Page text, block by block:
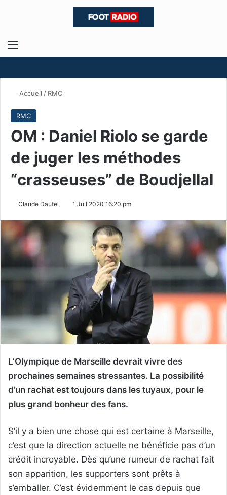
Menu
Accueil / RMC
RMC
OM : Daniel Riolo se garde
de juger les méthodes
“crasseuses” de Boudjellal
Claude Dautel 1 Juil 2020 16:20 pm
L’Olympique de Marseille devrait vivre des
prochaines semaines stressantes. La possibilité
d’un rachat est toujours dans les tuyaux, pour le
plus grand bonheur des fans.
S’il y a bien une chose qui est certaine à Marseille,
c’est que la direction actuelle ne bénéficie pas d’un
crédit incroyable. Dès qu’une rumeur de rachat fait
son apparition, les supporters sont prêts à
s’emballer. C’est évidemment le cas depuis que